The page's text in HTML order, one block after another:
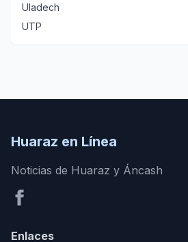
Uladech
UTP
Huaraz en Línea
Noticias de Huaraz y Áncash
Enlaces